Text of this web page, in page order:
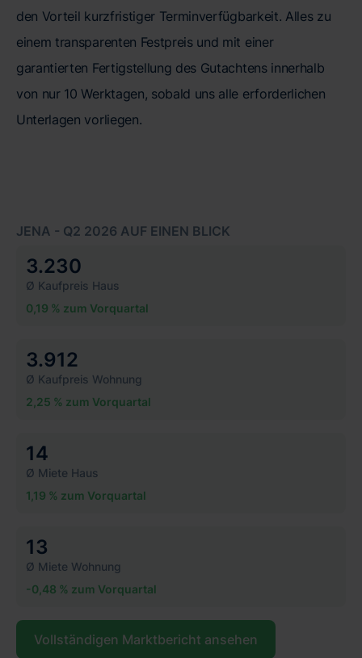
den Vorteil kurzfristiger Terminverfügbarkeit. Alles zu
einem transparenten Festpreis und mit einer
garantierten Fertigstellung des Gutachtens innerhalb
von nur 10 Werktagen, sobald uns alle erforderlichen
Unterlagen vorliegen.
JENA - Q2 2026 AUF EINEN BLICK
3.230
Ø Kaufpreis Haus
0,19 % zum Vorquartal
3.912
Ø Kaufpreis Wohnung
2,25 % zum Vorquartal
14
Ø Miete Haus
1,19 % zum Vorquartal
13
Ø Miete Wohnung
-0,48 % zum Vorquartal
Vollständigen Marktbericht ansehen